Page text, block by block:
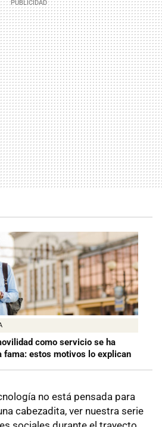
como servicio se ha
fama: estos motivos lo explican
no está pensada para
cabezadita, ver nuestra serie